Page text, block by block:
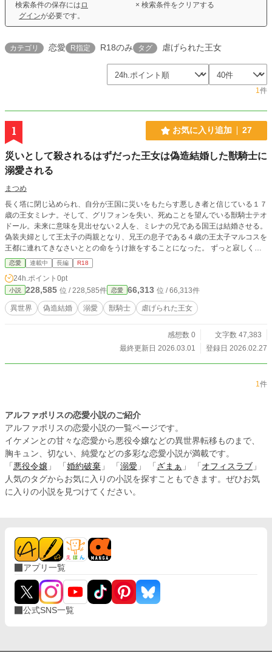
検索条件の保存には ロ
グインが必要です。
× 検索条件をクリアする
カテゴリ 恋愛 R指定 R18のみ タグ 虐げられた王女
1件
1 お気に入り追加 27
災いとして殺されるはずだった王女は偽造結婚した獣騎士に
溺愛される
まつめ
長く塔に閉じ込められ、自分が王国に災いをもたらす悪しき者と信じている１７
歳の王女ミレナ。そして、グリフォンを失い、死ぬことを望んでいる獣騎士テオ
ドール。未来に意味を見出せない２人を、ミレナの兄である国王は結婚させる。
偽装夫婦として王太子の両親となり、兄王の息子である４歳の王太子マルコスを
王都に連れてきなさいととの命をうけ旅をすることになった。 ずっと寂しく生
きてきたミレナは偽装でも家族ができて嬉しくてたまらない。ぶっきらぼうだけ
ど強くて優しいテオドールが大好きになっていく、なんとかして元気にしたいと
頑張るのにそっけない彼。ミレナが触ろうとすると怒るのに、何故か朝目覚める
と彼の腕の中にいて……
恋愛 連載中 長編 R18
24h.ポイント 0pt
小説 228,585 位 / 228,585件 恋愛 66,313 位 / 66,313件
異世界 偽造結婚 溺愛 獣騎士 虐げられた王女
感想数 0
文字数 47,383
最終更新日 2026.03.01
登録日 2026.02.27
1件
アルファポリスの恋愛小説のご紹介
アルファポリスの恋愛小説の一覧ページです。
イケメンとの甘々な恋愛から悪役令嬢などの異世界転移ものまで、
胸キュン、切ない、純愛などの多彩な恋愛小説が満載です。
「 悪役令嬢 」 「 婚約破棄 」 「 溺愛 」 「 ざまぁ 」 「 オフィスラブ 」
人気のタグからお気に入りの小説を探すこともできます。ぜひお気
に入りの小説を見つけてください。
アプリ一覧
公式SNS一覧